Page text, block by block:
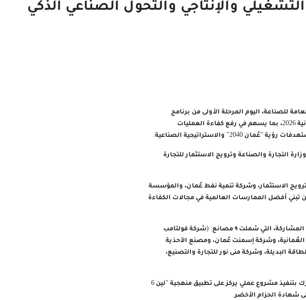
والإنتاجي والتحول الصناعي الذكي
للصناعة، اليوم المرحلة الأولى من برنامج
"كفاءة" للتصنيع، الذي تم تدشينه ضمن فعاليات يوم الصناعة العُمانية 2026، بما يسهم في رفع كفاءة العمليات
والاستراتيجية الصناعية.
التجارة والصناعة وترويج الاستثمار للتجارة
الاستثمار، وشركة تنمية نفط عُمان، والمؤسسة
تبني أفضل الممارسات العالمية في مجالات الكفاءة
وشهد حفل إطلاق البرنامج توقيع وثائق مشاريع المنشآت الصناعية المشاركة، التي شملت ٩ مصانع: (شركة فولتامب
العُمانية، وشركة إسمنت عُمان، ومصنع الأحذية
البديلة، وشركة منى نور للتجارة والتصنيع،
وتعد هذه المرحلة خطوة رئيسة في البرنامج، إذ يلتزم كل مصنع مشارك بتنفيذ مشروع عملي يركز على تطبيق منهجية "لين 6
شهادة الحزام الأخضر.